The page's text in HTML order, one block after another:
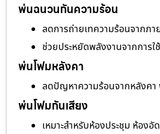
พ่นฉนวนกันความร้อน
ลดการถ่ายเทความร้อนจากภ
ช่วยประหยัดพลังงานจากการใ
พ่นโฟมหลังคา
ลดปัญหาความร้อนจากหลังค
พ่นโฟมกันเสียง
เหมาะสำหรับห้องประชุม ห้อง